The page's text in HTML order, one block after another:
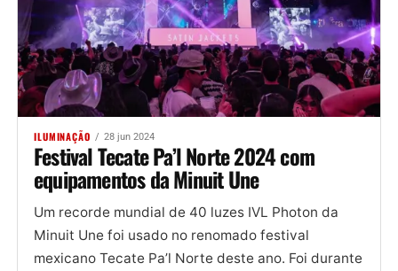
ILUMINAÇÃO 28 jun 2024
Festival Tecate Pa’l Norte 2024 com
equipamentos da Minuit Une
Um recorde mundial de 40 luzes IVL Photon da
Minuit Une foi usado no renomado festival
mexicano Tecate Pa’l Norte deste ano. Foi durante